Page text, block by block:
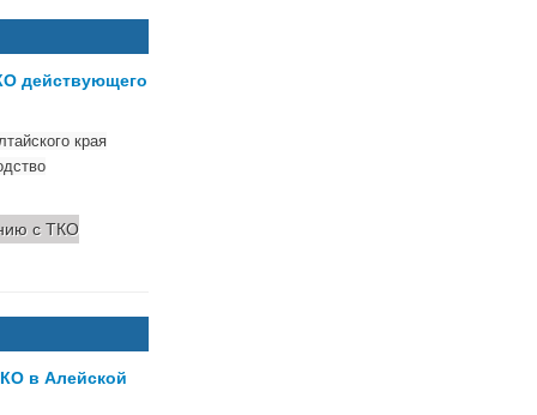
действующего
края
с ТКО
в Алейской